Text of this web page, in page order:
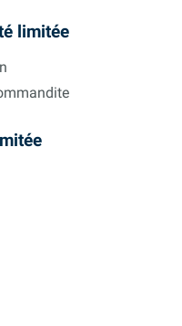
limitée